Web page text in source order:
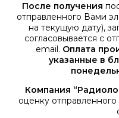
После получения
отправленного Вами
на текущую дату),
согласовывается с
email. Оплата
указанные в
Компания
оценку